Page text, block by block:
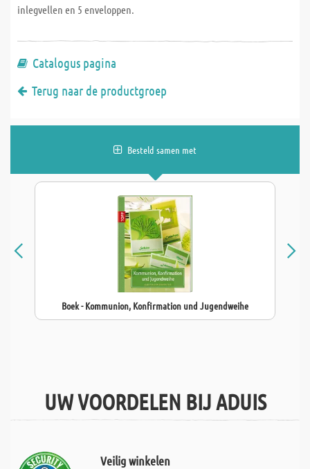
inlegvellen en 5 enveloppen.
Catalogus pagina
Terug naar de productgroep
Besteld samen met
Boek - Kommunion, Konfirmation und Jugendweihe
UW VOORDELEN BIJ ADUIS
Veilig winkelen